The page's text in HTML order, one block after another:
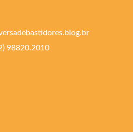
98820.2010